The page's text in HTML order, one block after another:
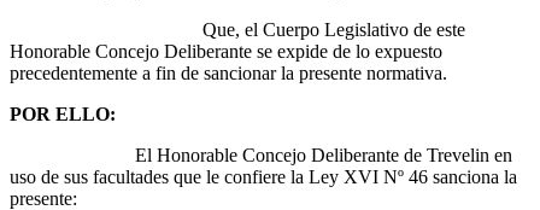
Que, el Cuerpo Legislativo de este
Honorable Concejo Deliberante se expide de lo expuesto
precedentemente a fin de sancionar la presente normativa.
POR ELLO:
El Honorable Concejo Deliberante de Trevelin en
uso de sus facultades que le confiere la Ley XVI Nº 46 sanciona la
presente: